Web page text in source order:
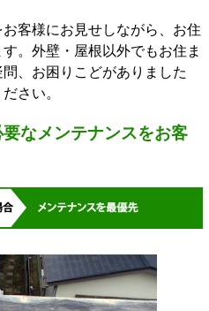
客様にお見せしながら、お住
。外壁・屋根以外でもお住ま
、お困りこどがありました
さい。
なメンテナンスをお客